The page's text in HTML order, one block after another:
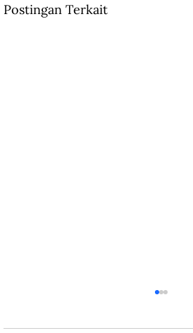
Postingan Terkait